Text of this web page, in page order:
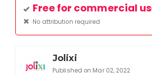
Free for commercial
No attribution required
Jolixi
Published on Mar 02, 2022